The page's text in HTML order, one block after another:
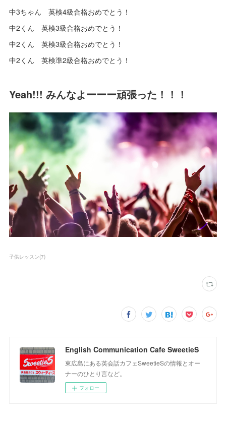
中3ちゃん 英検4級合格おめでとう！
中2くん 英検3級合格おめでとう！
中2くん 英検3級合格おめでとう！
中2くん 英検準2級合格おめでとう！
Yeah!!! みんなよーーー頑張った！！！
子供レッスン(7)
English Communication Cafe SweetieS
東広島にある英会話カフェSweetieSの情報とオー
ナーのひとり言など。
フォロー